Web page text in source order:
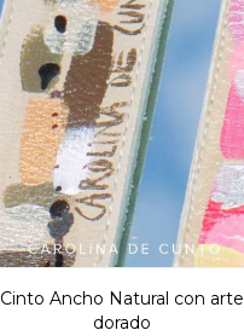
Cinto Ancho Natural con arte
dorado